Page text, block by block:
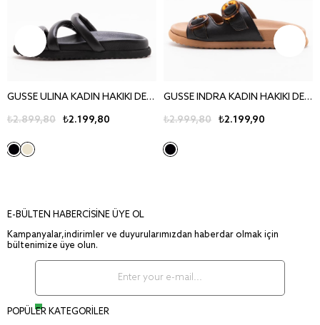
GUSSE ULINA KADIN HAKIKI DERI TERLIK 260717
₺2.199,80
₺2.899,80
GUSSE INDRA KADIN HAKIKI DERI TERLIK 260715
₺2.199,90
₺2.999,80
E-BÜLTEN HABERCİSİNE ÜYE OL
Kampanyalar,indirimler ve duyurularımızdan haberdar olmak için
bültenimize üye olun.
POPÜLER KATEGORİLER